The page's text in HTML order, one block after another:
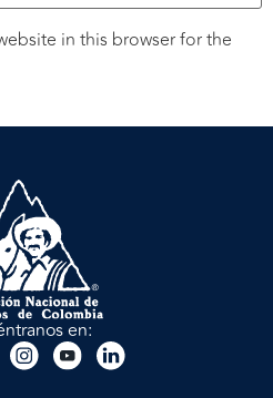
in this browser for the
en: